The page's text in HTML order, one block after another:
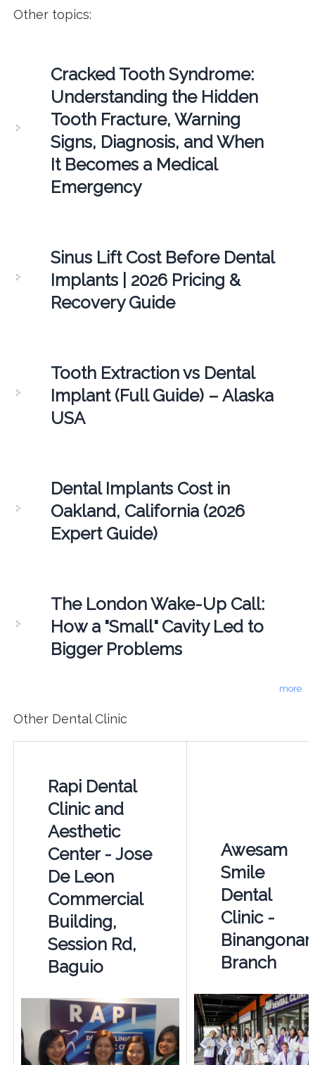
Other topics:
Cracked Tooth Syndrome:
Understanding the Hidden
Tooth Fracture, Warning
Signs, Diagnosis, and When
It Becomes a Medical
Emergency
Sinus Lift Cost Before Dental
Implants | 2026 Pricing &
Recovery Guide
Tooth Extraction vs Dental
Implant (Full Guide) – Alaska
USA
Dental Implants Cost in
Oakland, California (2026
Expert Guide)
The London Wake-Up Call:
How a "Small" Cavity Led to
Bigger Problems
more
Other Dental Clinic
Rapi Dental
Clinic and
Aesthetic
Center - Jose
De Leon
Commercial
Building,
Session Rd,
Baguio
Awesam
Smile
Dental
Clinic -
Binangonan
Branch